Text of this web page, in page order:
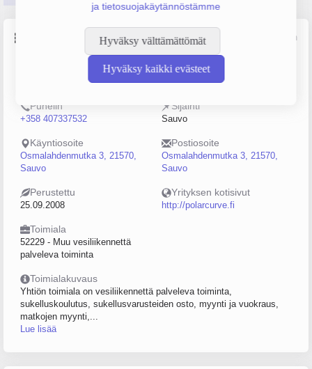
ja tietosuojakäytännöstämme
Hyväksy välttämättömät
Hyväksy kaikki evästeet
Lähde: YTJ, PRH, Traficom
Henkilöstömäärä
0–4
Puhelin
+358 407337532
Sijainti
Sauvo
Käyntiosoite
Osmalahdenmutka 3, 21570,
Sauvo
Postiosoite
Osmalahdenmutka 3, 21570,
Sauvo
Perustettu
25.09.2008
Yrityksen kotisivut
http://polarcurve.fi
Toimiala
52229 - Muu vesiliikennettä
palveleva toiminta
Toimialakuvaus
Yhtiön toimiala on vesiliikennettä palveleva toiminta,
sukelluskoulutus, sukellusvarusteiden osto, myynti ja vuokraus,
matkojen myynti,...
Lue lisää